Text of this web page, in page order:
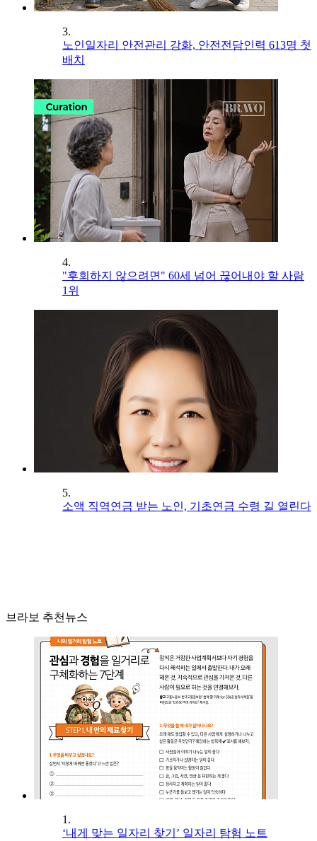
3.
노인일자리 안전관리 강화, 안전전담인력 613명 첫
배치
4.
"후회하지 않으려면" 60세 넘어 끊어내야 할 사람
1위
5.
소액 직역연금 받는 노인, 기초연금 수령 길 열린다
브라보 추천뉴스
1.
‘내게 맞는 일자리 찾기’ 일자리 탐험 노트